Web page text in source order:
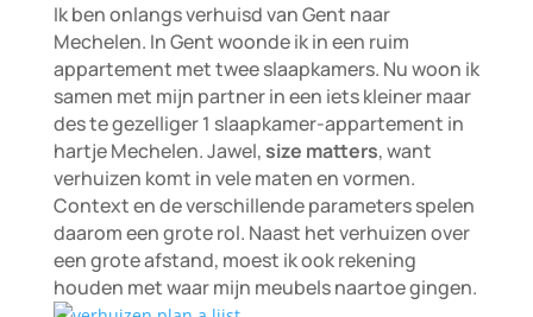
Ik ben onlangs verhuisd van Gent naar
Mechelen. In Gent woonde ik in een ruim
appartement met twee slaapkamers. Nu woon ik
samen met mijn partner in een iets kleiner maar
des te gezelliger 1 slaapkamer-appartement in
hartje Mechelen. Jawel, size matters, want
verhuizen komt in vele maten en vormen.
Context en de verschillende parameters spelen
daarom een grote rol. Naast het verhuizen over
een grote afstand, moest ik ook rekening
houden met waar mijn meubels naartoe gingen.